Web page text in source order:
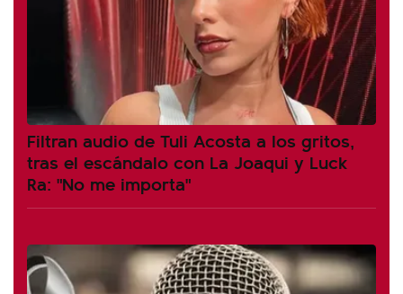
Filtran audio de Tuli Acosta a los gritos,
tras el escándalo con La Joaqui y Luck
Ra: "No me importa"